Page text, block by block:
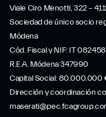
Viale Ciro Menotti, 322 –
Sociedad de único socio
Módena
Cód. Fiscal y NIF: IT
R.E.A. Módena 347990
Capital Social:
Dirección y coordinación